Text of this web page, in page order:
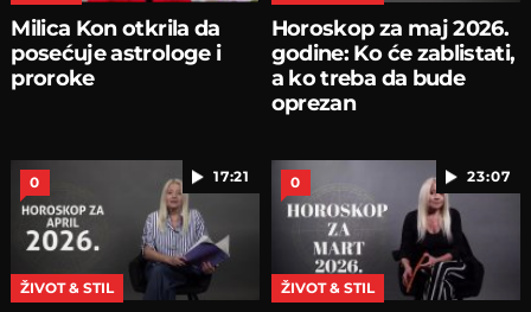
Milica Kon otkrila da
posećuje astrologe i
proroke
Horoskop za maj 2026.
godine: Ko će zablistati,
a ko treba da bude
oprezan
17:21
0
ŽIVOT & STIL
23:07
0
ŽIVOT & STIL